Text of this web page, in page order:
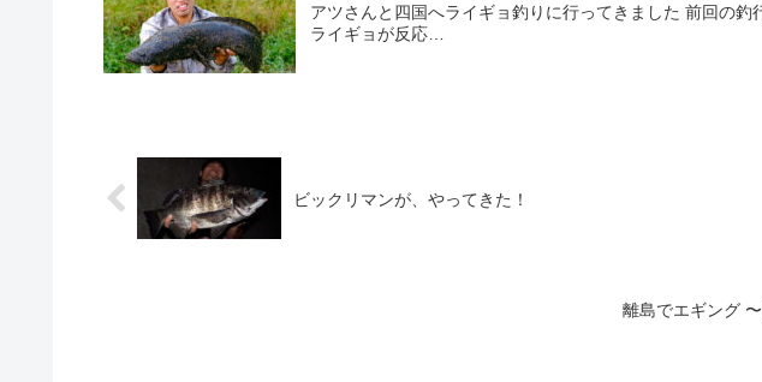
アツさんと四国へライギョ釣りに行ってきました 前回の
ライギョが反応…
ビックリマンが、やってきた！
離島でエギング